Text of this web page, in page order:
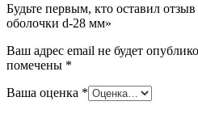
Будьте первым, кто оставил
оболочки d-28 мм»
Ваш адрес email не будет
помечены *
Ваша оценка *